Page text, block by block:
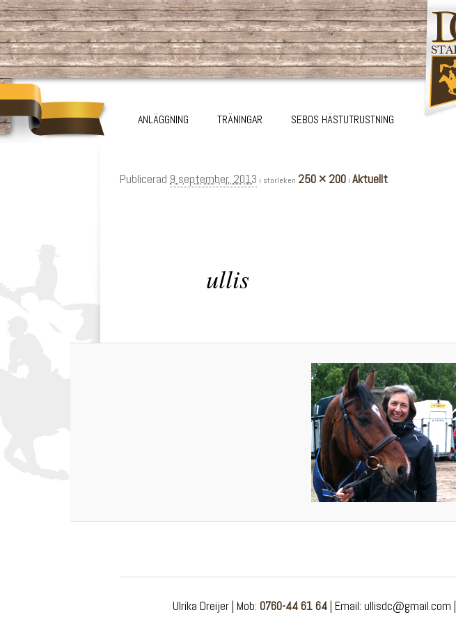
Huvudmeny
HOPPA TILL HUVUDINNEHÅLL
HOPPA TILL SEKUNDÄRT INNEHÅLL
ANLÄGGNING TRÄNINGAR SEBOS HÄSTUTRUSTNING
ullis
Publicerad 9 september, 2013 i storleken 250 × 200 i Aktuellt
Ulrika Dreijer | Mob: 0760-44 61 64| Email: ullisdc@gmail.com |